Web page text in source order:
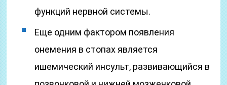
функций нервной системы.
Еще одним фактором появления
онемения в стопах является
ишемический инсульт, развивающийся в